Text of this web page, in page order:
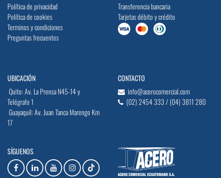
Política de privacidad
Política de cookies
Terminos y condiciones
Preguntas frecuentes
Transferencia bancaria
Tarjetas débito y crédito
UBICACIÓN
Quito: Av. La Prensa N45-14 y
Telégrafo 1
Guayaquil: Av. Juan Tanca Marengo Km
17
CONTACTO
info@acerocomercial.com
(02) 2454 333 / (04) 3811 280
SÍGUENOS